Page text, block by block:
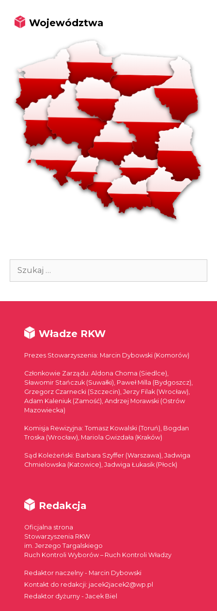
Województwa
Szukaj:
Władze RKW
Prezes Stowarzyszenia: Marcin Dybowski (Komorów)
Członkowie Zarządu: Aldona Choma (Siedlce),
Sławomir Stańczuk (Suwałki), Paweł Milla (Bydgoszcz),
Grzegorz Czarnecki (Szczecin), Jerzy Filak (Wrocław),
Adam Kaleniuk (Zamość), Andrzej Morawski (Ostrów
Mazowiecka)
Komisja Rewizyjna: Tomasz Kowalski (Toruń), Bogdan
Troska (Wrocław), Mariola Gwizdała (Kraków)
Sąd Koleżeński: Barbara Szyffer (Warszawa), Jadwiga
Chmielowska (Katowice), Jadwiga Łukasik (Płock)
Redakcja
Oficjalna strona
Stowarzyszenia RKW
im. Jerzego Targalskiego
Ruch Kontroli Wyborów – Ruch Kontroli Władzy
Redaktor naczelny - Marcin Dybowski
Kontakt do redakcji: jacek2jacek2@wp.pl
Redaktor dyżurny - Jacek Biel